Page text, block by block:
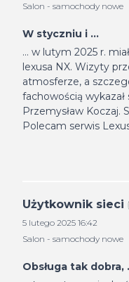
Salon - samochody nowe
W styczniu i ...
... w lutym 2025 r.
lexusa NX. Wizyty
atmosferze, a
fachowością
Przemysław Koczaj.
Polecam serwis
Użytkownik sieci
5 lutego 2025 16:42
Salon - samochody nowe
Obsługa tak dobra,